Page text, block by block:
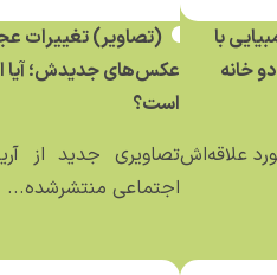
ساله کلمبیایی با
خانه
مورد علاقه‌اش
(تصاویر) تغییرات
عکس‌های جدیدش؛ آیا
است؟
تصاویری جدید از
اجتماعی منتشرشده...